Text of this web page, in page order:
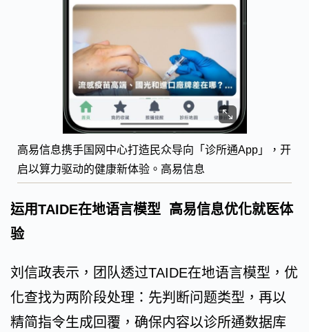
高易信息携手国网中心打造民众导向「诊所通App」，开
启以算力驱动的健康新体验。高易信息
运用TAIDE在地语言模型 高易信息优化就医体
验
刘信政表示，团队透过TAIDE在地语言模型，优
化查找为两阶段处理：先判断问题类型，再以
精简指令生成回覆，确保内容以诊所通数据库